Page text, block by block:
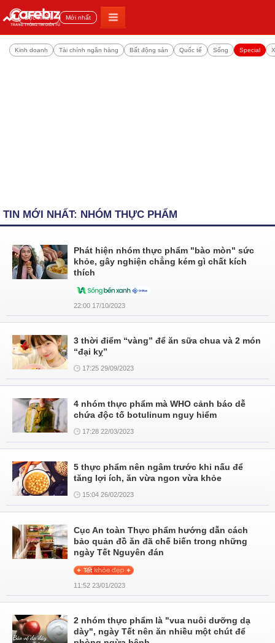
Đọc nhiều Mới nhất
Kinh doanh Tài chính ngân hàng Bất động sản Quốc tế Sống Special
TIN MỚI NHẤT: NHÓM THỰC PHẨM
Phát hiện nhóm thực phẩm "bào mòn" sức
khỏe, gây nghiện chẳng kém gì chất kích
thích
22:00 17/10/2023
3 thời điểm “vàng” để ăn sữa chua và 2 món
“đại kỵ”
17:25 29/09/2023
4 nhóm thực phẩm mà WHO cảnh báo dễ
chứa độc tố botulinum nguy hiểm
17:28 22/03/2023
5 thực phẩm nên ngâm trước khi nấu để
tăng lợi ích, ăn vừa ngon vừa khỏe
15:04 26/02/2023
Cục An toàn Thực phẩm hướng dẫn cách
bảo quản đồ ăn đã chế biến trong những
ngày Tết Nguyên đán
11:52 23/01/2023
2 nhóm thực phẩm là "vua nuôi dưỡng dạ
dày", ngày Tết nên ăn nhiều một chút để